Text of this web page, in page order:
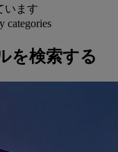
います
categories
を検索する